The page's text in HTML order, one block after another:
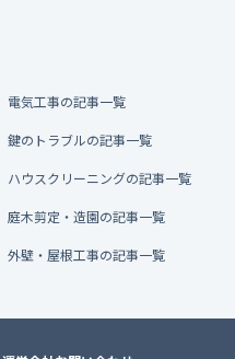
電気工事の記事一覧
鍵のトラブルの記事一覧
ハウスクリーニングの記事一覧
庭木剪定・造園の記事一覧
外壁・屋根工事の記事一覧